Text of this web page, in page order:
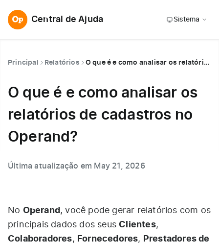
Central de Ajuda Sistema
Principal Relatórios O que é e como analisar os relatórios de cadastros no Operand?
O que é e como analisar os
relatórios de cadastros no
Operand?
Última atualização em May 21, 2026
No Operand, você pode gerar relatórios com os
principais dados dos seus Clientes,
Colaboradores, Fornecedores, Prestadores de